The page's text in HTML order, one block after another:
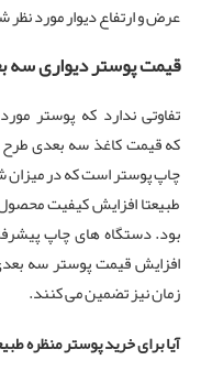
عرض و ارتفاع دیوار مورد
قیمت پوستر دیواری
تفاوتی ندارد که پوستر
که قیمت کاغذ سه بعدی طرح
چاپ پوستر است که در میزان
طبیعتا افزایش کیفیت
بود. دستگاه های چاپ
افزایش قیمت پوستر سه
زمان نیز تضمین می کنند.
آیا برای خرید پوستر منظره